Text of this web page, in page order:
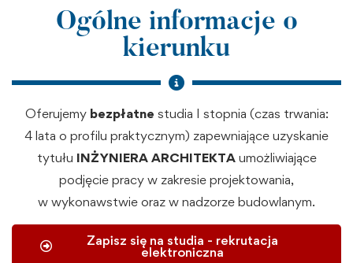
Ogólne informacje o
kierunku
Oferujemy bezpłatne studia I stopnia (czas trwania:
4 lata o profilu praktycznym) zapewniające uzyskanie
tytułu INŻYNIERA ARCHITEKTA umożliwiające
podjęcie pracy w zakresie projektowania,
w wykonawstwie oraz w nadzorze budowlanym.
Zapisz się na studia - rekrutacja
elektroniczna